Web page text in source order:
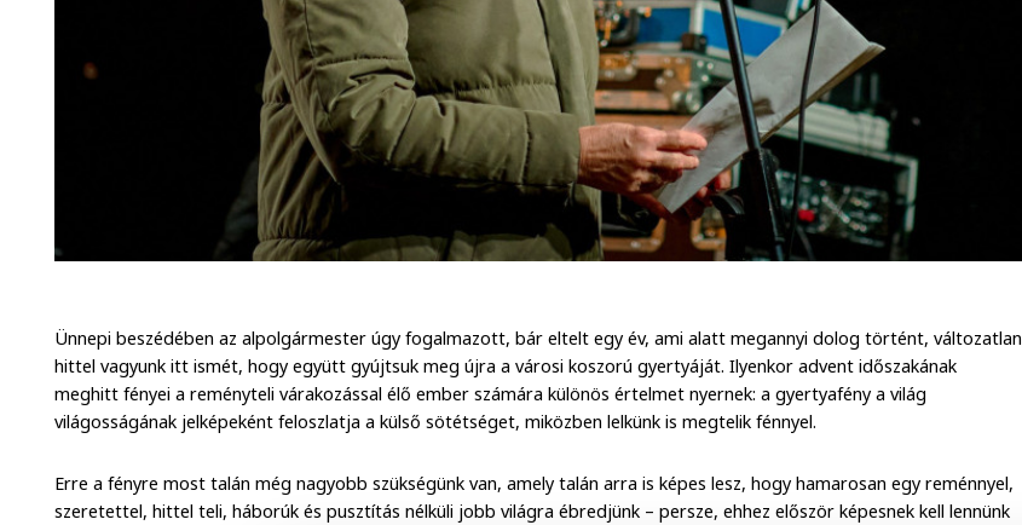
Ünnepi beszédében az alpolgármester úgy fogalmazott, bár eltelt egy év, ami alatt megannyi dolog történt, változatlan
hittel vagyunk itt ismét, hogy együtt gyújtsuk meg újra a városi koszorú gyertyáját. Ilyenkor advent időszakának
meghitt fényei a reményteli várakozással élő ember számára különös értelmet nyernek: a gyertyafény a világ
világosságának jelképeként feloszlatja a külső sötétséget, miközben lelkünk is megtelik fénnyel.
Erre a fényre most talán még nagyobb szükségünk van, amely talán arra is képes lesz, hogy hamarosan egy reménnyel,
szeretettel, hittel teli, háborúk és pusztítás nélküli jobb világra ébredjünk – persze, ehhez először képesnek kell lennünk